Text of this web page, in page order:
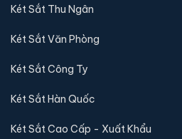
Xem chi tiết →
Két Sắt Thu Ngân
Két Sắt Văn Phòng
Két Sắt Công Ty
Két Sắt Hàn Quốc
Két Sắt Cao Cấp - Xuất Khẩu